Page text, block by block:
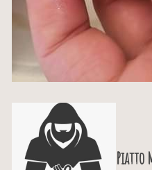
Piatto